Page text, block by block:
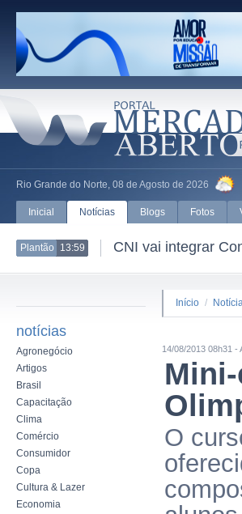
Rio Grande do Norte, 08 de Agosto de 2026
Inicial Notícias Blogs Fotos
Plantão 13:59 CNI vai integrar
notícias
Agronegócio
Artigos
Brasil
Capacitação
Clima
Comércio
Consumidor
Copa
Cultura & Lazer
Economia
Início /
14/08/2013 08h31 -
O